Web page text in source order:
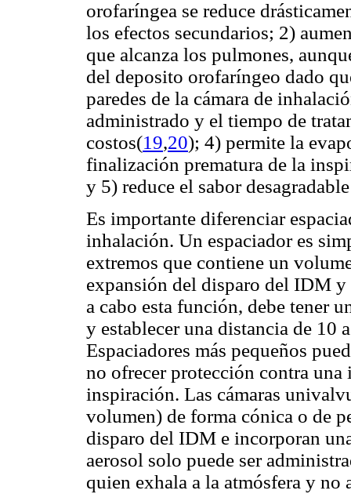
orofaríngea se reduce
los efectos secundarios; 2)
que alcanza los pulmones,
del deposito orofaríngeo dado
paredes de la cámara de
administrado y el tiempo de
costos(19,20); 4) permite la
finalización prematura de la
y 5) reduce el sabor
Es importante diferenciar
inhalación. Un espaciador es
extremos que contiene un
expansión del disparo del IDM
a cabo esta función, debe tener
y establecer una distancia de 10
Espaciadores más pequeños
no ofrecer protección contra
inspiración. Las cámaras
volumen) de forma cónica o de
disparo del IDM e incorporan
aerosol solo puede ser
quien exhala a la atmósfera y no